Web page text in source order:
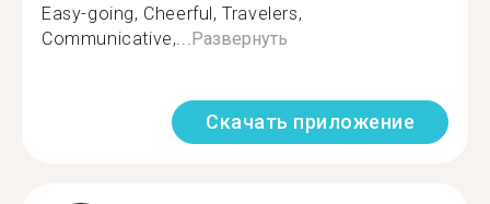
Easy-going, Cheerful, Travelers,
Communicative,...Развернуть
Скачать приложение